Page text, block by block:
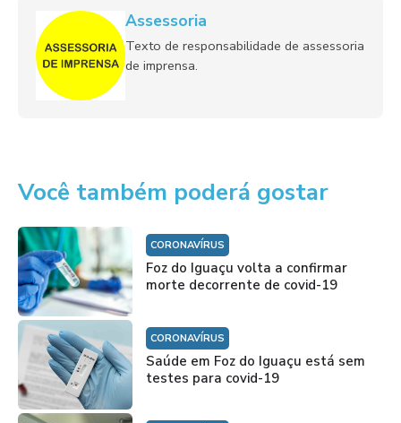
Assessoria
Texto de responsabilidade de assessoria
de imprensa.
Você também poderá gostar
CORONAVÍRUS
Foz do Iguaçu volta a confirmar
morte decorrente de covid-19
CORONAVÍRUS
Saúde em Foz do Iguaçu está sem
testes para covid-19